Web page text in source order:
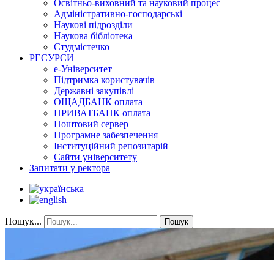
Освітньо-виховний та науковий процес
Адміністративно-господарські
Наукові підрозділи
Наукова бібліотека
Студмістечко
РЕСУРСИ
е-Університет
Підтримка користувачів
Державні закупівлі
ОЩАДБАНК оплата
ПРИВАТБАНК оплата
Поштовий сервер
Програмне забезпечення
Інституційний репозитарій
Сайти університету
Запитати у ректора
Пошук... Пошук